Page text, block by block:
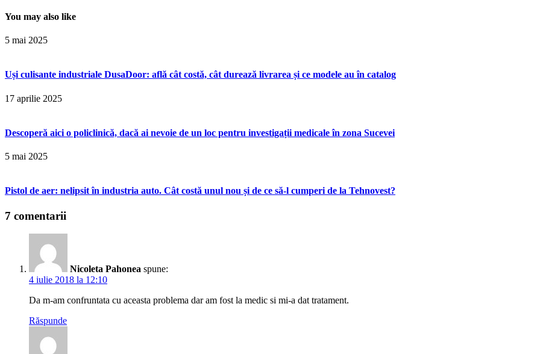
You may also like
5 mai 2025
Uși culisante industriale DusaDoor: află cât costă, cât durează livrarea și ce modele au în catalog
17 aprilie 2025
Descoperă aici o policlinică, dacă ai nevoie de un loc pentru investigații medicale în zona Sucevei
5 mai 2025
Pistol de aer: nelipsit în industria auto. Cât costă unul nou și de ce să-l cumperi de la Tehnovest?
7 comentarii
Nicoleta Pahonea spune:
4 iulie 2018 la 12:10
Da m-am confruntata cu aceasta problema dar am fost la medic si mi-a dat tratament.
Răspunde